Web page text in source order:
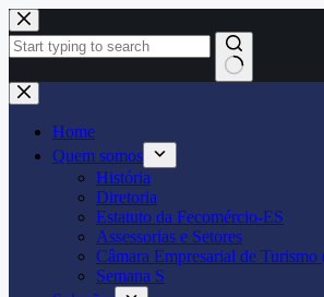
Pular
para
o
Home
Quem somos
História
Diretoria
Estatuto da Fecomércio-ES
Assessorias e Setores
Câmara Empresarial de
Semana S